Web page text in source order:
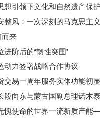
而来
进阶后的“韧性突围”
动力签署战略合作协议
交易一周年服务实体功能初显